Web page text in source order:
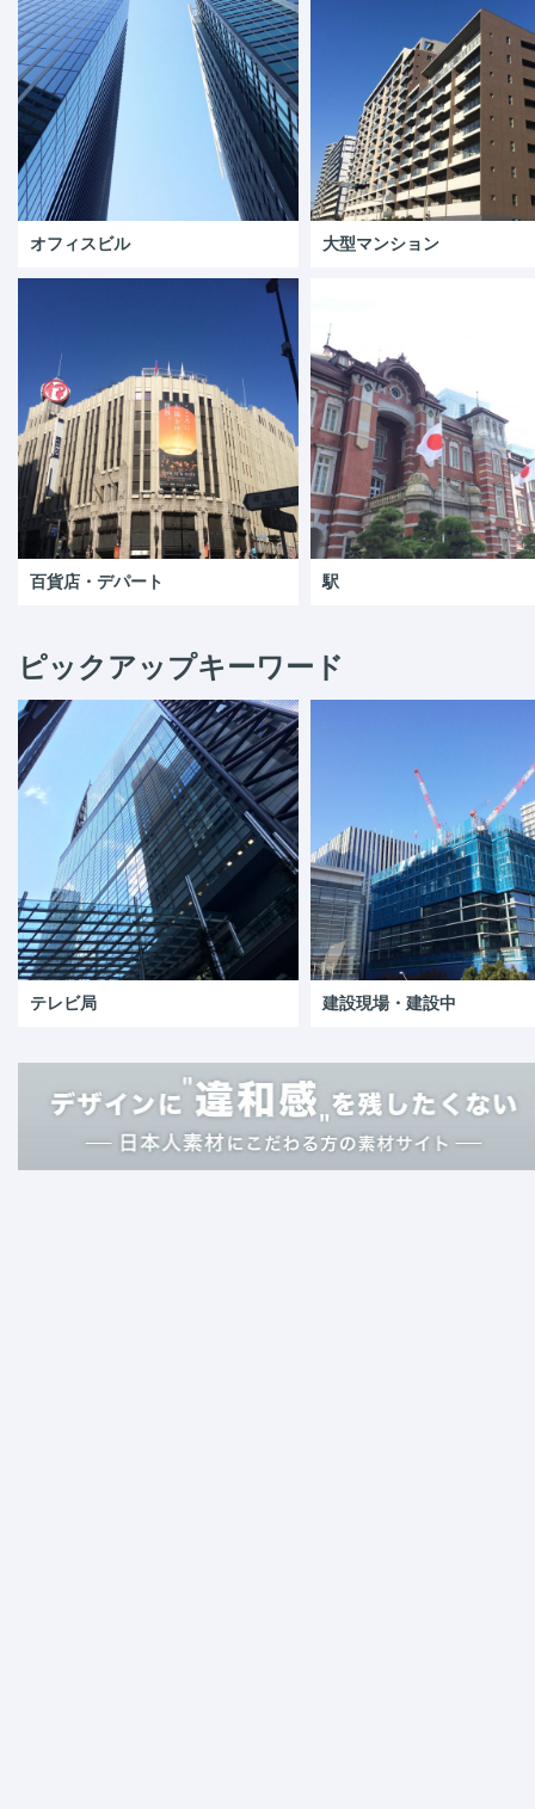
オフィスビル 大型マンション
百貨店・デパート 駅
ピックアップキーワード
テレビ局 建設現場・建設中